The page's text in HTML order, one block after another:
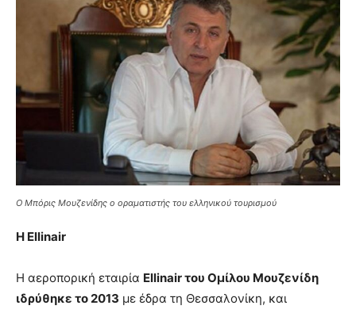
Ο Μπόρις Μουζενίδης ο οραματιστής του ελληνικού τουρισμού
Η Ellinair
Η αεροπορική εταιρία Ellinair του Ομίλου Μουζενίδη
ιδρύθηκε το 2013 με έδρα τη Θεσσαλονίκη, και